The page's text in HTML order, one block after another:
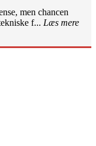
men chancen
f... Læs mere